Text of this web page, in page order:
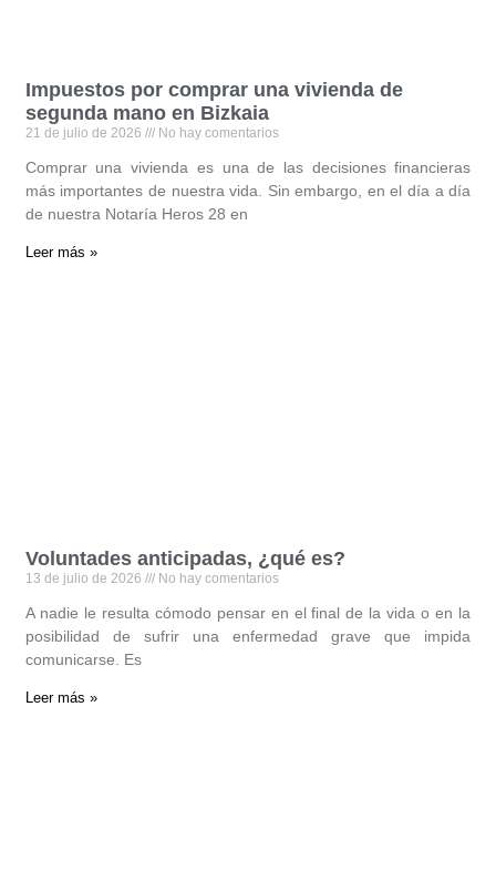
Impuestos por comprar una vivienda de
segunda mano en Bizkaia
21 de julio de 2026 No hay comentarios
Comprar una vivienda es una de las decisiones financieras
más importantes de nuestra vida. Sin embargo, en el día a día
de nuestra Notaría Heros 28 en
Leer más »
Voluntades anticipadas, ¿qué es?
13 de julio de 2026 No hay comentarios
A nadie le resulta cómodo pensar en el final de la vida o en la
posibilidad de sufrir una enfermedad grave que impida
comunicarse. Es
Leer más »